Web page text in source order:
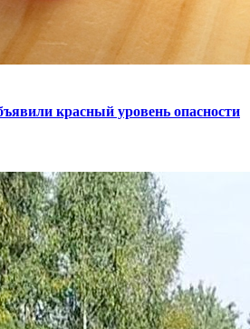
красный уровень опасности